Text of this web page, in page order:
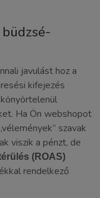
javulást hoz a
kifejezés
Ha Ön webshopot
szavak
viszik a pénzt, de
(ROAS)
rendelkező